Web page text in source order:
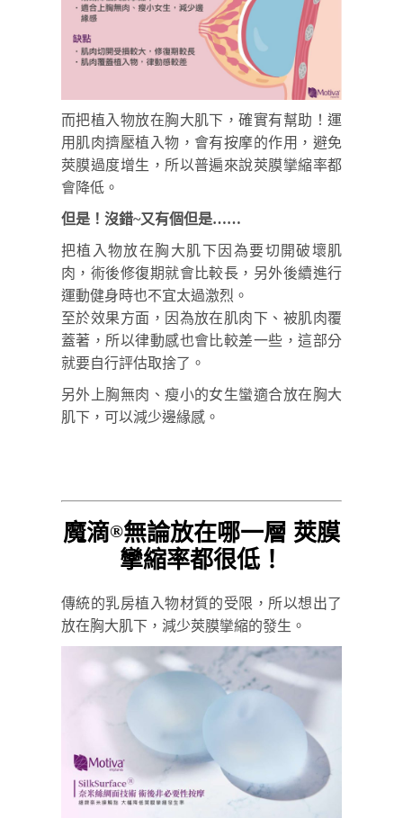
而把植入物放在胸大肌下，確實有幫助！運
用肌肉擠壓植入物，會有按摩的作用，避免
莢膜過度增生，所以普遍來說莢膜攣縮率都
會降低。
但是！沒錯~又有個但是……
把植入物放在胸大肌下因為要切開破壞肌
肉，術後修復期就會比較長，另外後續進行
運動健身時也不宜太過激烈。
至於效果方面，因為放在肌肉下、被肌肉覆
蓋著，所以律動感也會比較差一些，這部分
就要自行評估取捨了。
另外上胸無肉、瘦小的女生蠻適合放在胸大
肌下，可以減少邊緣感。
魔滴®無論放在哪一層 莢膜
攣縮率都很低！
傳統的乳房植入物材質的受限，所以想出了
放在胸大肌下，減少莢膜攣縮的發生。